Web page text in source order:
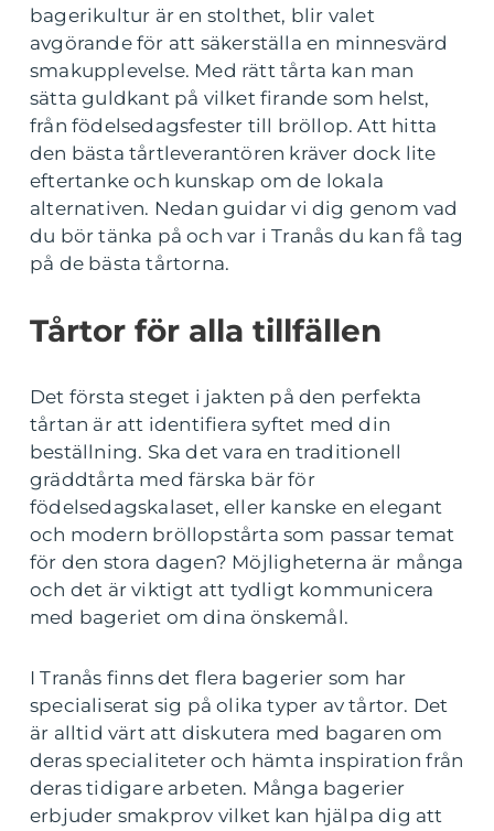
bagerikultur är en stolthet, blir valet
avgörande för att säkerställa en minnesvärd
smakupplevelse. Med rätt tårta kan man
sätta guldkant på vilket firande som helst,
från födelsedagsfester till bröllop. Att hitta
den bästa tårtleverantören kräver dock lite
eftertanke och kunskap om de lokala
alternativen. Nedan guidar vi dig genom vad
du bör tänka på och var i Tranås du kan få tag
på de bästa tårtorna.
Tårtor för alla tillfällen
Det första steget i jakten på den perfekta
tårtan är att identifiera syftet med din
beställning. Ska det vara en traditionell
gräddtårta med färska bär för
födelsedagskalaset, eller kanske en elegant
och modern bröllopstårta som passar temat
för den stora dagen? Möjligheterna är många
och det är viktigt att tydligt kommunicera
med bageriet om dina önskemål.
I Tranås finns det flera bagerier som har
specialiserat sig på olika typer av tårtor. Det
är alltid värt att diskutera med bagaren om
deras specialiteter och hämta inspiration från
deras tidigare arbeten. Många bagerier
erbjuder smakprov vilket kan hjälpa dig att